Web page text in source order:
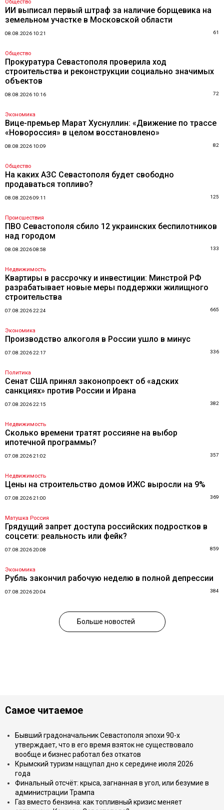
Общество
ИИ выписал первый штраф за наличие борщевика на
земельном участке в Московской области
08.08.2026 10:21 61
Общество
Прокуратура Севастополя проверила ход
строительства и реконструкции социально значимых
объектов
08.08.2026 10:16 72
Экономика
Вице-премьер Марат Хуснуллин: «Движение по трассе
«Новороссия» в целом восстановлено»
08.08.2026 10:09 82
Общество
На каких АЗС Севастополя будет свободно
продаваться топливо?
08.08.2026 09:11 125
Происшествия
ПВО Севастополя сбило 12 украинских беспилотников
над городом
08.08.2026 08:58 133
Недвижимость
Квартиры в рассрочку и инвестиции: Минстрой РФ
разрабатывает новые меры поддержки жилищного
строительства
07.08.2026 22:24 665
Экономика
Производство алкоголя в России ушло в минус
07.08.2026 22:17 336
Политика
Сенат США принял законопроект об «адских
санкциях» против России и Ирана
07.08.2026 22:15 382
Недвижимость
Сколько времени тратят россияне на выбор
ипотечной программы?
07.08.2026 21:02 357
Недвижимость
Цены на строительство домов ИЖС выросли на 9%
07.08.2026 21:00 369
Матушка Россия
Грядущий запрет доступа российских подростков в
соцсети: реальность или фейк?
07.08.2026 20:08 859
Экономика
Рубль закончил рабочую неделю в полной депрессии
07.08.2026 20:04 384
Больше новостей
Самое читаемое
Бывший градоначальник Севастополя эпохи 90-х
утверждает, что в его время взяток не существовало
вообще и бизнес работал без откатов
Крымский туризм нащупал дно к середине июля 2026
года
Финальный отсчёт: крыса, загнанная в угол, или безумие в
администрации Трампа
Газ вместо бензина: как топливный кризис меняет